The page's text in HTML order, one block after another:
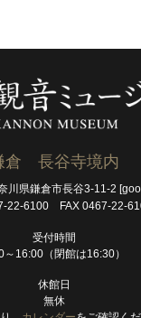
倉 長谷寺境内
川県鎌倉市長谷3-11-2
22-6100 FAX 0467-22-
受付時間
～16:00（閉館は16:30）
休館日
無休